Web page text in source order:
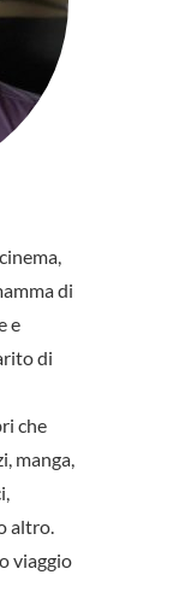
di
e
di
che
manga,
altro.
viaggio